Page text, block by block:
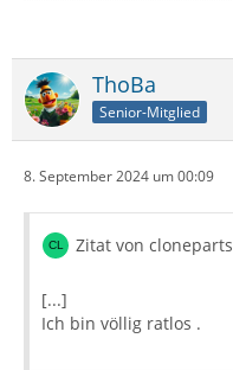
ThoBa
Senior-Mitglied
8. September 2024 um 00:09
Zitat von cloneparts
[...]
Ich bin völlig ratlos .